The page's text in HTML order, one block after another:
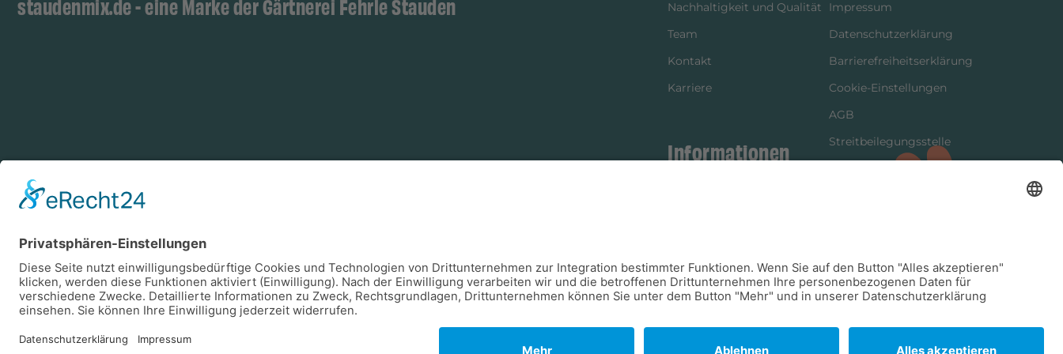
staudenmix.de - eine Marke der Gärtnerei Fehrle Stauden
Zahlungsarten
Vorkasse Rechnung
Nachhaltigkeit und Qualität
Team
Kontakt
Karriere
Informationen
Versandinformationen
Impressum
Datenschutzerklärung
Barrierefreiheitserklärung
Cookie-Einstellungen
AGB
Streitbeilegungsstelle